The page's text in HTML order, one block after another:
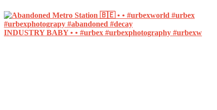
INDUSTRY BABY • • #urbex #urbexphotography #urbexw